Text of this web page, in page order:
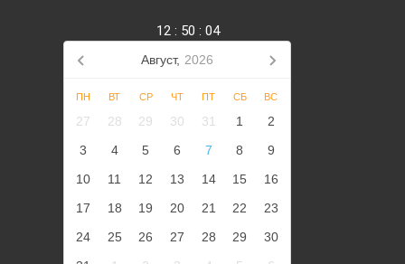
12 : 50 : 04
Август, 2026
ПН ВТ СР ЧТ ПТ СБ ВС
27 28 29 30 31 1
2
3
4 5 6 7 8
9
10
11 12 13 14 15
16
17
18 19 20 21 22
23
24
25 26 27 28 29
30